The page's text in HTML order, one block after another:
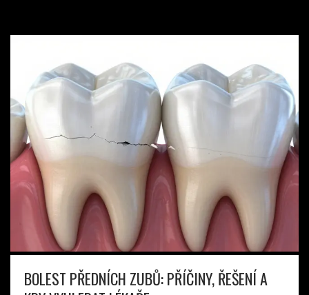
BOLEST PŘEDNÍCH ZUBŮ: PŘÍČINY, ŘEŠENÍ A